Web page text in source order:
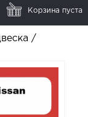
Корзина пуста
/